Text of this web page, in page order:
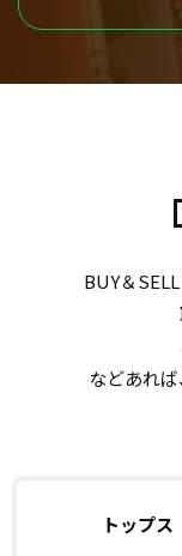
BUY＆
などあれ
トップス